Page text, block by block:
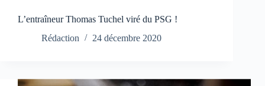
L’entraîneur Thomas Tuchel viré du PSG !
Rédaction
24 décembre 2020